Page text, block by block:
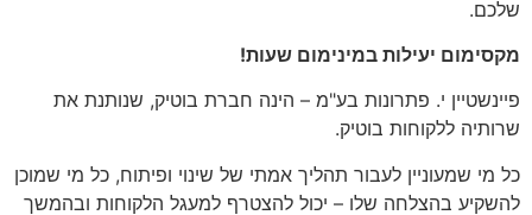
שלכם.
מקסימום יעילות במינימום שעות!
פיינשטיין י. פתרונות בע"מ – הינה חברת בוטיק, שנותנת את
שרותיה ללקוחות בוטיק.
כל מי שמעוניין לעבור תהליך אמתי של שינוי ופיתוח, כל מי שמוכן
להשקיע בהצלחה שלו – יכול להצטרף למעגל הלקוחות ובהמשך